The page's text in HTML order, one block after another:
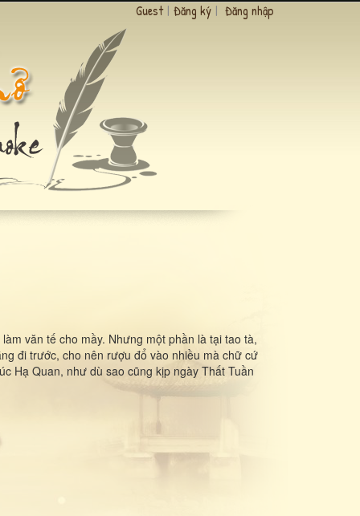
Guest | Đăng ký | Đăng nhập
văn tế cho mầy. Nhưng một phần là tại tao tà,
đi trước, cho nên rượu đổ vào nhiều mà chữ cứ
Hạ Quan, như dù sao cũng kịp ngày Thất Tuần